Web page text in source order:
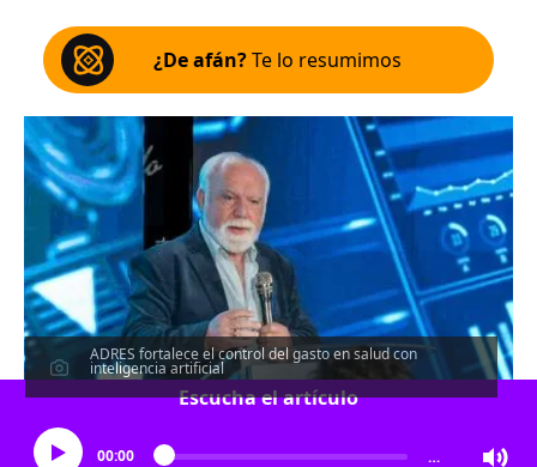
¿De afán?Te lo resumimos
ADRES fortalece el control del gasto en salud con
inteligencia artificial
Escucha el artículo
00:00 …